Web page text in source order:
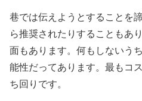
巷では伝えようとすることを
ら推奨されたりすることもあ
面もあります。何もしないう
能性だってあります。最もコ
ち回りです。